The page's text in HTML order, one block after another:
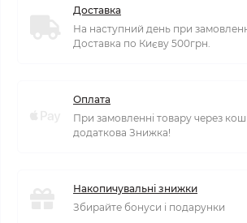
Доставка
На наступний день при
Доставка по Києву 500грн.
Оплата
При замовленні товару через
додаткова Знижка!
Накопичувальні знижки
Збирайте бонуси і подарунки